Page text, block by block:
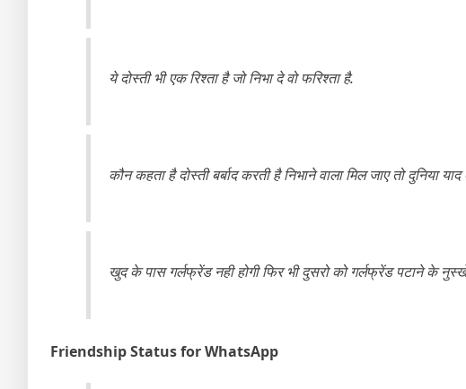
ये दोस्ती भी एक रिश्ता है जो निभा दे वो फरिश्ता है.
कौन कहता है दोस्ती बर्बाद करती है निभाने वाला मिल जाए तो दुनिया
खुद के पास गर्लफ्रेंड नही होगी फिर भी दुसरो को गर्लफ्रेंड पटाने के
Friendship Status for WhatsApp